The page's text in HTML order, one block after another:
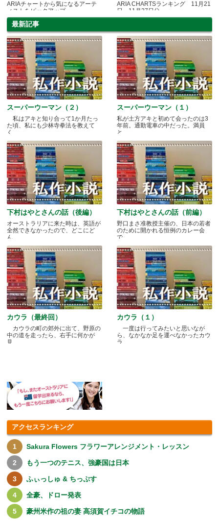
ARIAチャートから気になるアーテ
ィストをピックアップ
ARIA CHARTSランキング 11月21
日～11月27日分
最新記事
スーパーウーマン（２）
私はアキと知り合って1か月たっ
た頃、私にも少林寺拳法を教えて
く.....
スーパーウーマン（１）
私が土方アキと初めて会ったのは3
年前。通勤電車の中だった。満員
と.....
下村はやとさんの話（後編）
オーストラリアに来た時は、英語が
全然できなかったので、どこにど
ん.....
下村はやとさんの話（前編）
野口まさ准教授主催の、日本の若者
のために開かれる恒例のカレー会
で.....
カウラ（最終回）
カウラの町の郊外に出て、野原の
中の道を走ったら、右手に何かが
見.....
カウラ（１）
一度は行ってみたいと思いなが
ら、なかなか足を運べなかったカウ
ラ.....
アクセスランキング
Sakura Flowers フラワーアレンジメント・レッスン
もう一つのテニス、強豪国は日本
ふぃっしゅ & ちっぷす
全豪、ドロー発表
豪州米作の祖の妻 高須賀イチコの物語